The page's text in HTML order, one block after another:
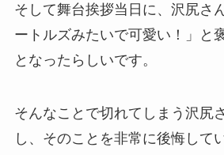
そして舞台挨拶当日に、沢尻さ
ートルズみたいで可愛い！」と
となったらしいです。
そんなことで切れてしまう沢尻
し、そのことを非常に後悔して